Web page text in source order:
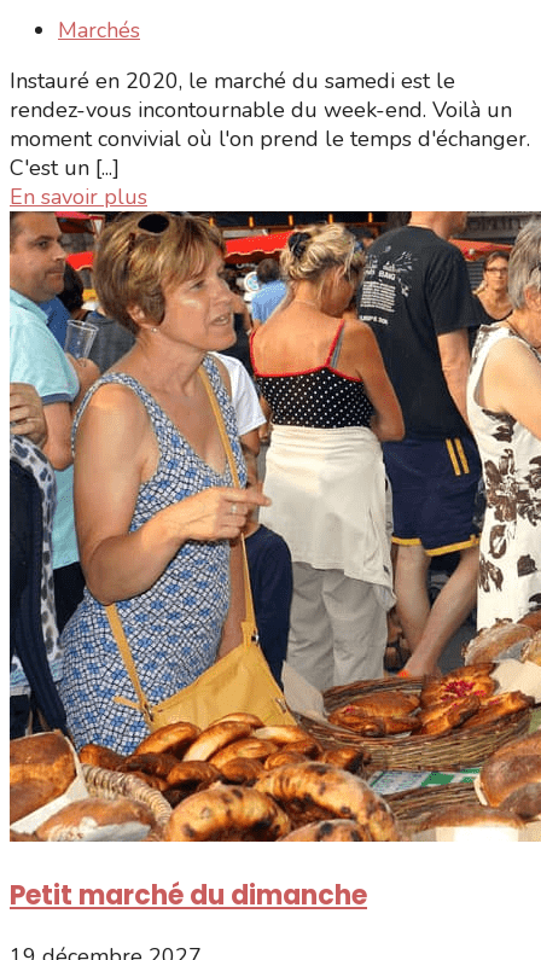
Marchés
Instauré en 2020, le marché du samedi est le
rendez-vous incontournable du week-end. Voilà un
moment convivial où l'on prend le temps d'échanger.
C'est un [...]
En savoir plus
Petit marché du dimanche